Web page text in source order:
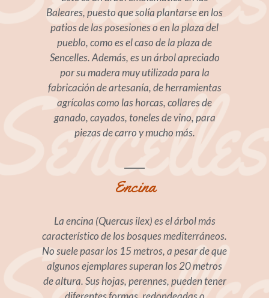
Baleares, puesto que solía plantarse en los
patios de las posesiones o en la plaza del
pueblo, como es el caso de la plaza de
Sencelles. Además, es un árbol apreciado
por su madera muy utilizada para la
fabricación de artesanía, de herramientas
agrícolas como las horcas, collares de
ganado, cayados, toneles de vino, para
piezas de carro y mucho más.
Encina
La encina (Quercus ilex) es el árbol más
característico de los bosques mediterráneos.
No suele pasar los 15 metros, a pesar de que
algunos ejemplares superan los 20 metros
de altura. Sus hojas, perennes, pueden tener